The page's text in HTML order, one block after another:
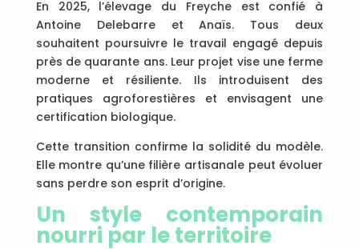
En 2025, l’élevage du Freyche est confié à
Antoine Delebarre et Anaïs. Tous deux
souhaitent poursuivre le travail engagé depuis
près de quarante ans. Leur projet vise une ferme
moderne et résiliente. Ils introduisent des
pratiques agroforestières et envisagent une
certification biologique.
Cette transition confirme la solidité du modèle.
Elle montre qu’une filière artisanale peut évoluer
sans perdre son esprit d’origine.
Un style contemporain
nourri par le territoire